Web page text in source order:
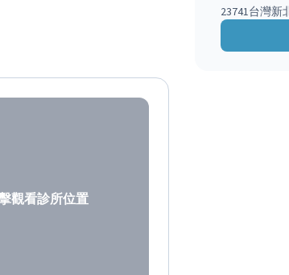
觀看診所位置
23741台灣新